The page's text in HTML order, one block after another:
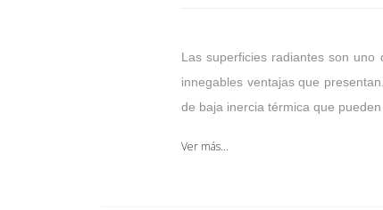
Las superficies radiantes son
innegables ventajas que
de baja inercia térmica que
Ver más...